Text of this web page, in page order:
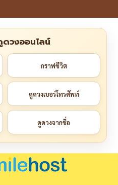
ดวงออนไลน์
กราฟชีวิต
ดูดวงเบอร์โทรศัพท์
ดูดวงจากชื่อ